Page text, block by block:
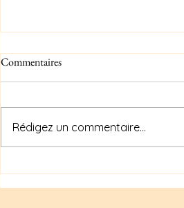
Commentaires
Rédigez un commentaire...